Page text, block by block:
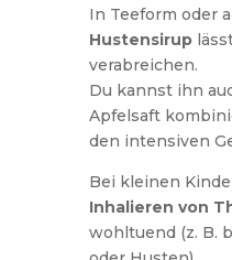
In Teeform oder
Hustensirup
verabreichen.
Du kannst ihn
Apfelsaft
den intensiven
Bei kleinen
Inhalieren von
wohltuend (z. B.